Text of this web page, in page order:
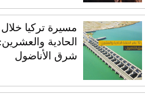
الحادية
شرق الأناضول